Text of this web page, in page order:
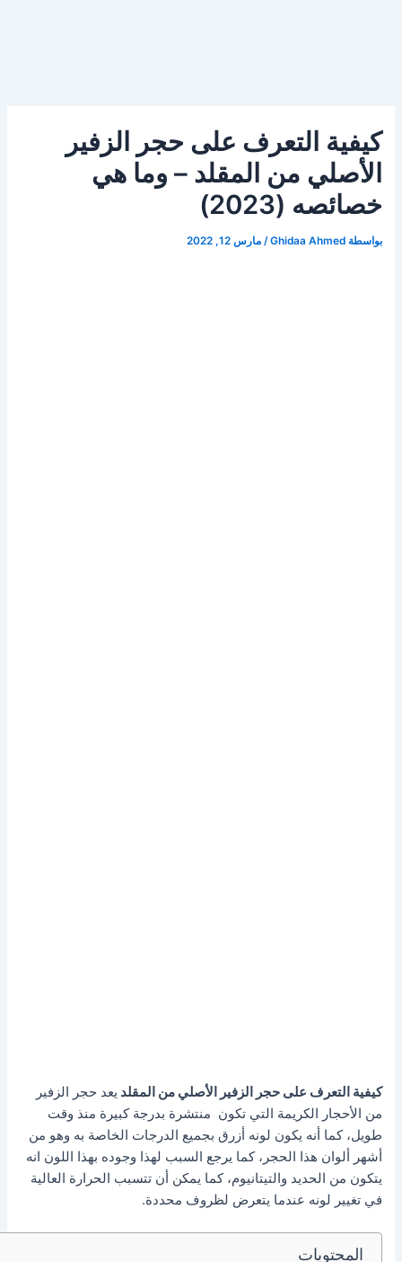
كيفية التعرف على حجر الزفير
الأصلي من المقلد – وما هي
خصائصه (2023)
بواسطة Ghidaa Ahmed
/مارس 12, 2022
كيفية التعرف على حجر الزفير الأصلي من المقلديعد حجر الزفير
من الأحجار الكريمة التي تكون منتشرة بدرجة كبيرة منذ وقت
طويل، كما أنه يكون لونه أزرق بجميع الدرجات الخاصة به وهو من
أشهر ألوان هذا الحجر، كما يرجع السبب لهذا وجوده بهذا اللون انه
يتكون من الحديد والتيتانيوم، كما يمكن أن تتسبب الحرارة العالية
في تغيير لونه عندما يتعرض لظروف محددة.
المحتويات